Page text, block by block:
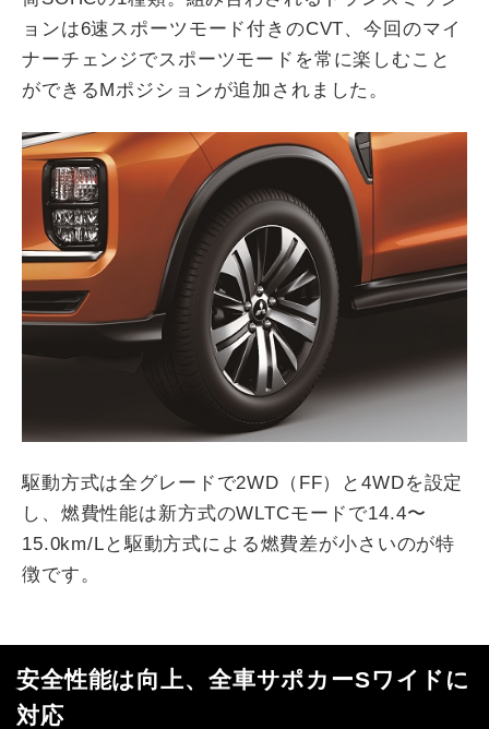
ョンは6速スポーツモード付きのCVT、今回のマイ
ナーチェンジでスポーツモードを常に楽しむこと
ができるMポジションが追加されました。
駆動方式は全グレードで2WD（FF）と4WDを設定
し、燃費性能は新方式のWLTCモードで14.4〜
15.0km/Lと駆動方式による燃費差が小さいのが特
徴です。
安全性能は向上、全車サポカーSワイドに
対応